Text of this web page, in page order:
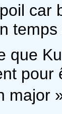
car
que
pour
major